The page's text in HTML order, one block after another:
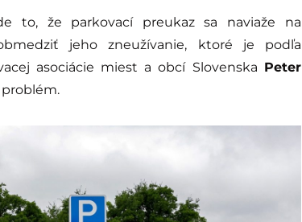
to, že parkovací preukaz sa naviaže na
jeho zneužívanie, ktoré je podľa
asociácie miest a obcí Slovenska Peter